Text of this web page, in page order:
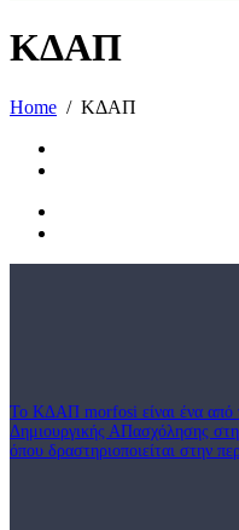
ΚΔΑΠ
Home ΚΔΑΠ
Το ΚΔΑΠ morfosi είναι ένα από
Δημιουργικής ΑΠασχόλησης
όπου δραστηριοποιείται στην